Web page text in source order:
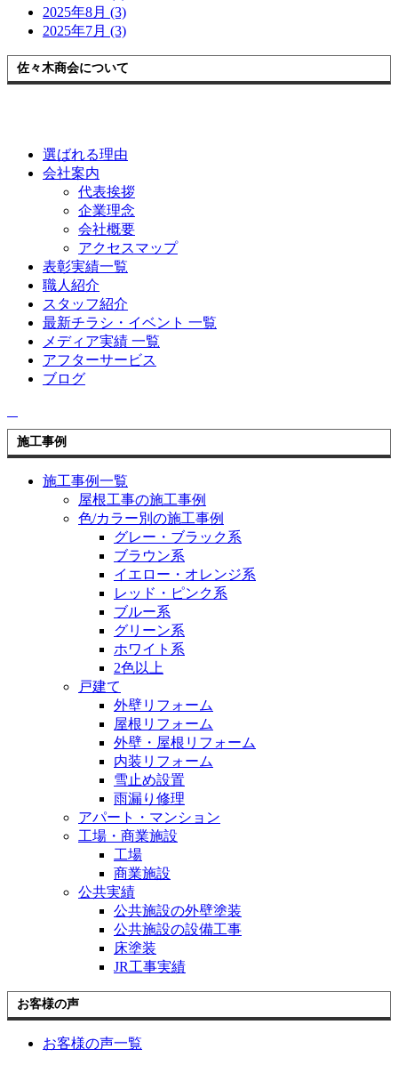
2025年8月 (3)
2025年7月 (3)
佐々木商会について
選ばれる理由
会社案内
代表挨拶
企業理念
会社概要
アクセスマップ
表彰実績一覧
職人紹介
スタッフ紹介
最新チラシ・イベント 一覧
メディア実績 一覧
アフターサービス
ブログ
施工事例
施工事例一覧
屋根工事の施工事例
色/カラー別の施工事例
グレー・ブラック系
ブラウン系
イエロー・オレンジ系
レッド・ピンク系
ブルー系
グリーン系
ホワイト系
2色以上
戸建て
外壁リフォーム
屋根リフォーム
外壁・屋根リフォーム
内装リフォーム
雪止め設置
雨漏り修理
アパート・マンション
工場・商業施設
工場
商業施設
公共実績
公共施設の外壁塗装
公共施設の設備工事
床塗装
JR工事実績
お客様の声
お客様の声一覧